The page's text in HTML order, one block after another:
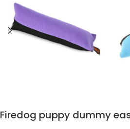
Firedog puppy dummy